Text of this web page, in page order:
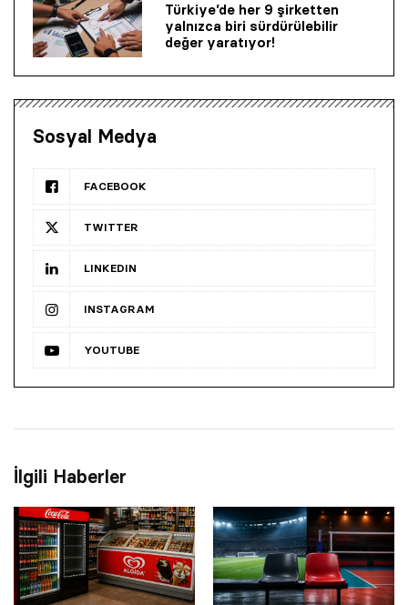
Türkiye’de her 9 şirketten
yalnızca biri sürdürülebilir
değer yaratıyor!
Sosyal Medya
FACEBOOK
TWITTER
LINKEDIN
INSTAGRAM
YOUTUBE
İlgili Haberler